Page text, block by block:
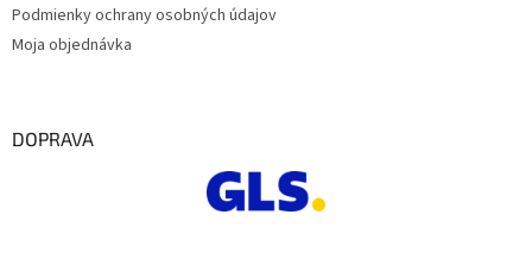
Podmienky ochrany osobných údajov
Moja objednávka
DOPRAVA